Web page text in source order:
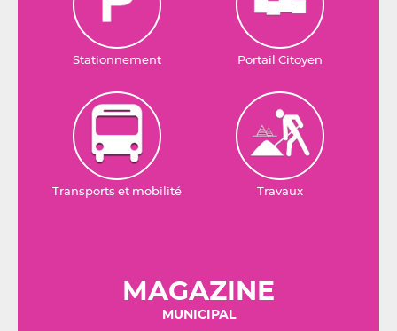
Stationnement Portail Citoyen
Transports et mobilité Travaux
MAGAZINE
MUNICIPAL